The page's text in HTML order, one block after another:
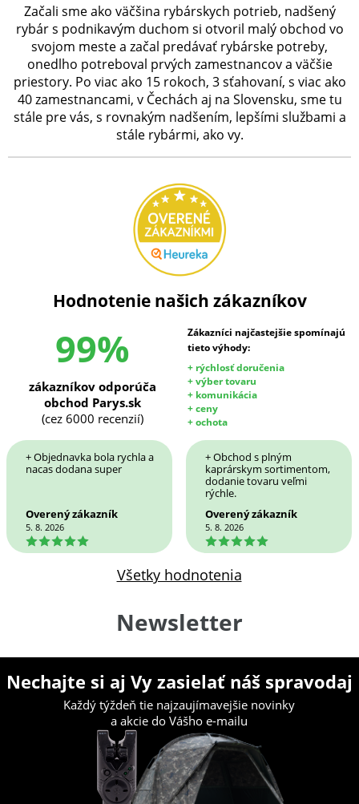
Začali sme ako väčšina rybárskych potrieb, nadšený
rybár s podnikavým duchom si otvoril malý obchod vo
svojom meste a začal predávať rybárske potreby,
onedlho potreboval prvých zamestnancov a väčšie
priestory. Po viac ako 15 rokoch, 3 sťahovaní, s viac ako
40 zamestnancami, v Čechách aj na Slovensku, sme tu
stále pre vás, s rovnakým nadšením, lepšími službami a
stále rybármi, ako vy.
Hodnotenie našich zákazníkov
99%
Zákazníci najčastejšie spomínajú
tieto výhody:
+ rýchlosť doručenia
+ výber tovaru
+ komunikácia
+ ceny
+ ochota
zákazníkov odporúča
obchod Parys.sk
(cez 6000 recenzií)
+ Objednavka bola rychla a
nacas dodana super
Overený zákazník
5. 8. 2026
5
+ Obchod s plným
kaprárskym sortimentom,
dodanie tovaru veľmi
rýchle.
Overený zákazník
5. 8. 2026
5
Všetky hodnotenia
Newsletter
Nechajte si aj Vy zasielať náš spravodaj
Každý týždeň tie najzaujímavejšie novinky
a akcie do Vášho e-mailu